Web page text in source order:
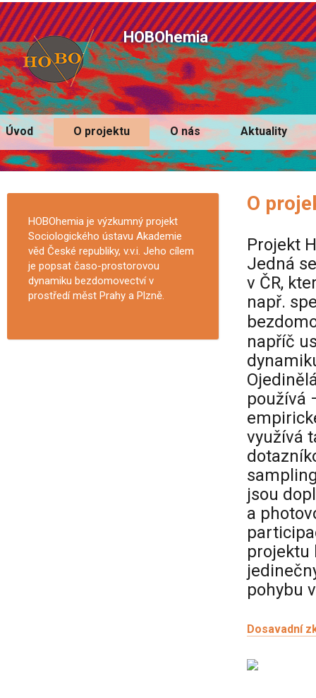
HOBOhemia
Úvod O projektu O nás Aktuality
O
Projekt
Jedná
v ČR,
např.
napříč
používá
využívá
jsou
a
projektu
pohybu
Dosavadní
HOBOhemia je výzkumný projekt
Sociologického ústavu Akademie
věd České republiky, v.v.i. Jeho cílem
je popsat časo-prostorovou
dynamiku bezdomovectví v
prostředí měst Prahy a Plzně.